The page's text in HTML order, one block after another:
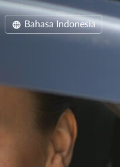
Bahasa Indonesia